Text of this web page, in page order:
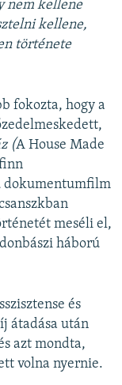
nem kellene
kellene,
története
fokozta, hogy a
(A House Made
dokumentumfilm
meséli el,
háború
és
átadása után
azt mondta,
volna nyernie.